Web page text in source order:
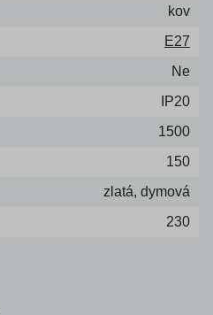
kov
E27
Ne
IP20
1500
150
zlatá, dymová
230